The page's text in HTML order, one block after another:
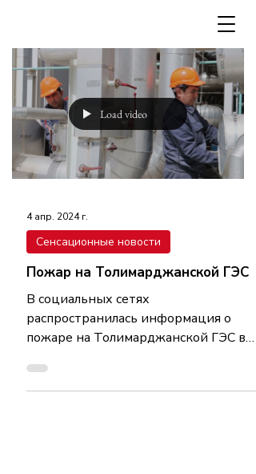
Load video
4 апр. 2024 г.
Сенсационные новости
Пожар на Толимарджанской ГЭС
В социальных сетях
распространилась информация о
пожаре на Толимарджанской ГЭС в
Министерство энергетики...